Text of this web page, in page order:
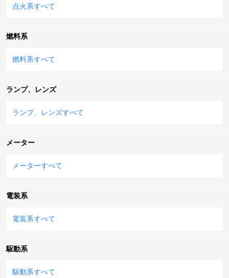
点火系すべて
燃料系
燃料系すべて
ランプ、レンズ
ランプ、レンズすべて
メーター
メーターすべて
電装系
電装系すべて
駆動系
駆動系すべて